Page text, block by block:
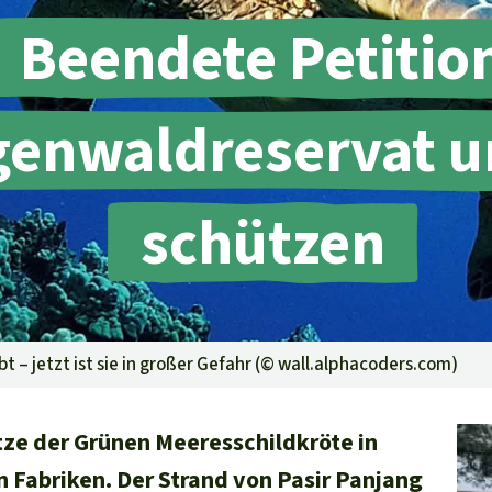
– jetzt ist sie in großer Gefahr (©wall.alphacoders.com)
Beendete
schützen
der Grünen Meeresschildkröte in
Der Strand von Pasir Panjang